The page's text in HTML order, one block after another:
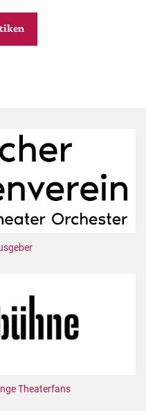
Theaterfans